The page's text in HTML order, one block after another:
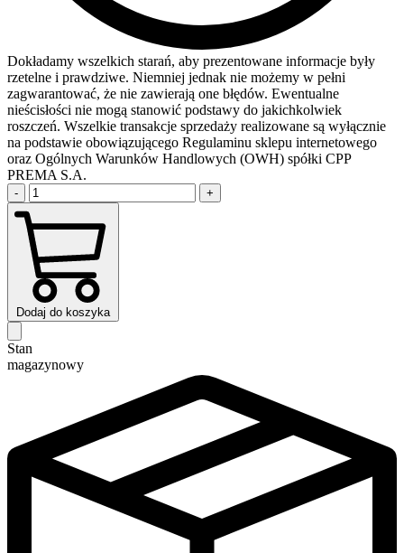
Dokładamy wszelkich starań, aby prezentowane informacje były
rzetelne i prawdziwe. Niemniej jednak nie możemy w pełni
zagwarantować, że nie zawierają one błędów. Ewentualne
nieścisłości nie mogą stanowić podstawy do jakichkolwiek
roszczeń. Wszelkie transakcje sprzedaży realizowane są wyłącznie
na podstawie obowiązującego Regulaminu sklepu internetowego
oraz Ogólnych Warunków Handlowych (OWH) spółki CPP
PREMA S.A.
- +
Dodaj do koszyka
Stan
magazynowy